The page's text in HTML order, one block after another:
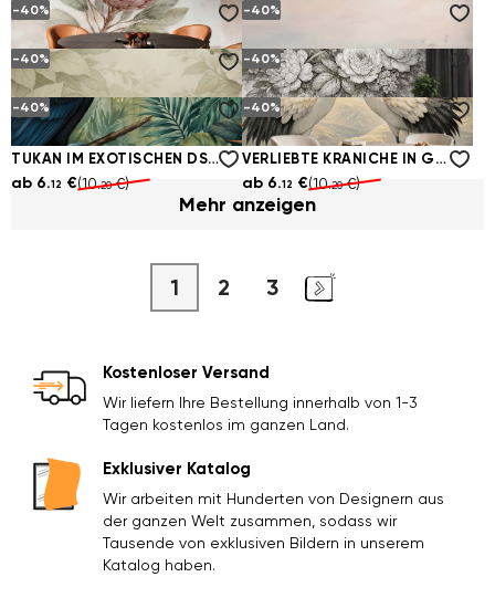
6.12€(10. €)
-40%
PUDERFARBENE BLUME MIT VÖGELN
ab6.12€ 20€)
-40%
ab6.12€(10.20€)
-40%
CREMIGE BLUMEN MIT KOLIBRI
ab6.12 €(10.20€)
-40%
VÖGELCHEN ZWISCHEN RETRO-BLUMEN
ab6.12€(10.20 €)
-40%
TUKAN IM EXOTISCHEN DSCHUNGEL
ab 6.12 €(10.20€)
-40%
VERLIEBTE KRANICHE IN GOLDENER SZENERIE
ab 6.12 €(10.20€)
Mehr anzeigen
1 2 3
Kostenloser Versand
Wir liefern Ihre Bestellung innerhalb von 1-3
Tagen kostenlos im ganzen Land.
Exklusiver Katalog
Wir arbeiten mit Hunderten von Designern aus
der ganzen Welt zusammen, sodass wir
Tausende von exklusiven Bildern in unserem
Katalog haben.